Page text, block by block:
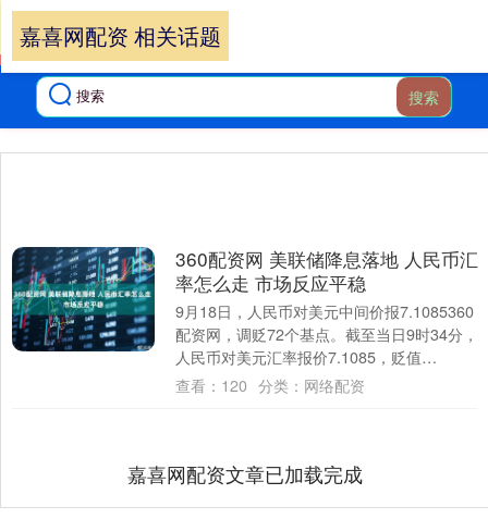
搜索
嘉喜网配资 相关话题
360配资网 美联储降息落地 人民币汇
率怎么走 市场反应平稳
9月18日，人民币对美元中间价报7.1085360
配资网，调贬72个基点。截至当日9时34分，
人民币对美元汇率报价7.1085，贬值
0.07%，离岸人民币对美元....
查看： 120 分类： 网络配资
嘉喜网配资文章已加载完成